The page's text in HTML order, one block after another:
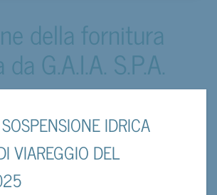
della fornitura
G.A.I.A. S.P.A.
IDRICA
VIAREGGIO DEL